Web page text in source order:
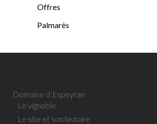
Offres
Palmarès
Domaine d’Espeyran
Le vignoble
Le site et son histoire